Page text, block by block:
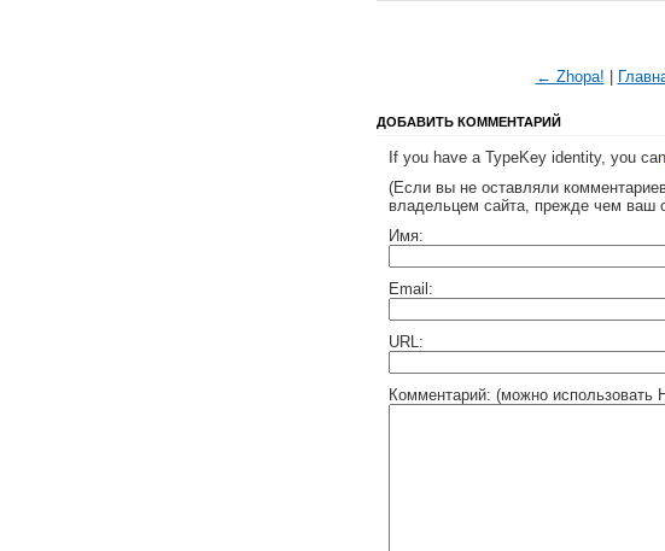
← Zhopa!
ДОБАВИТЬ КОММЕНТАРИЙ
If you have a TypeKey identity, you can
(Если вы не оставляли
владельцем сайта, прежде чем ваш
Имя:
Email:
URL:
Комментарий: (можно использовать